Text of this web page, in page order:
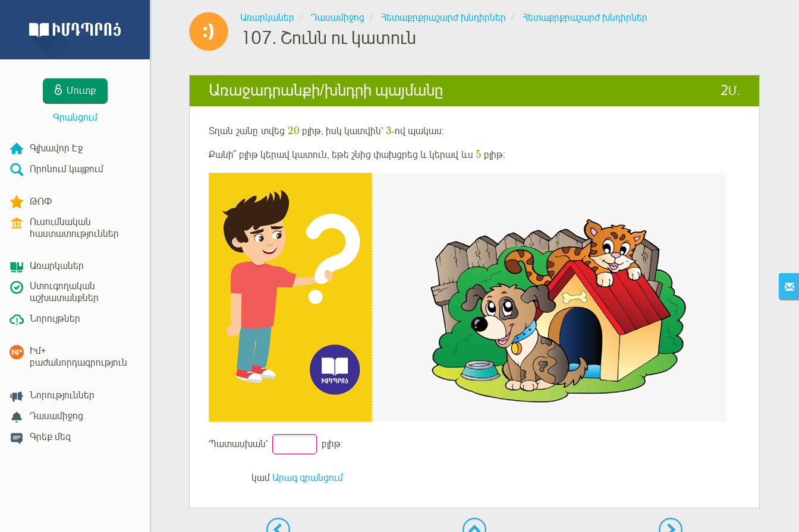
Մուտք
Գրանցում
Գլխավոր Էջ
Որոնում կայքում
ԹՈՓ
Ուսումնական
հաստատություններ
Առարկաներ
Ստուգողական
աշխատանքներ
Նորույթներ
Իմ+
բաժանորդագրություն
Նորություններ
Դասամիջոց
Գրեք մեզ
Առարկաներ Դասամիջոց Հետաքրքրաշարժ խնդիրներ Հետաքրքրաշարժ խնդիրներ
107. Շունն ու կատուն
Առաջադրանքի/խնդրի պայմանը 2Մ.
Տղան շանը տվեց 20 բլիթ, իսկ կատվին՝3-ով պակաս:
Քանի՞ բլիթ կերավ կատուն, եթե շնից փախցրեց և կերավ ևս 5 բլիթ:
Պատասխան՝ բլիթ:
կամ Արագ գրանցում